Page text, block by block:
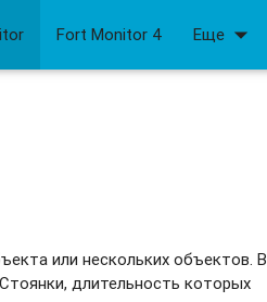
Fort Monitor 4 Еще arrow_drop_down
или нескольких объектов. В
длительность которых